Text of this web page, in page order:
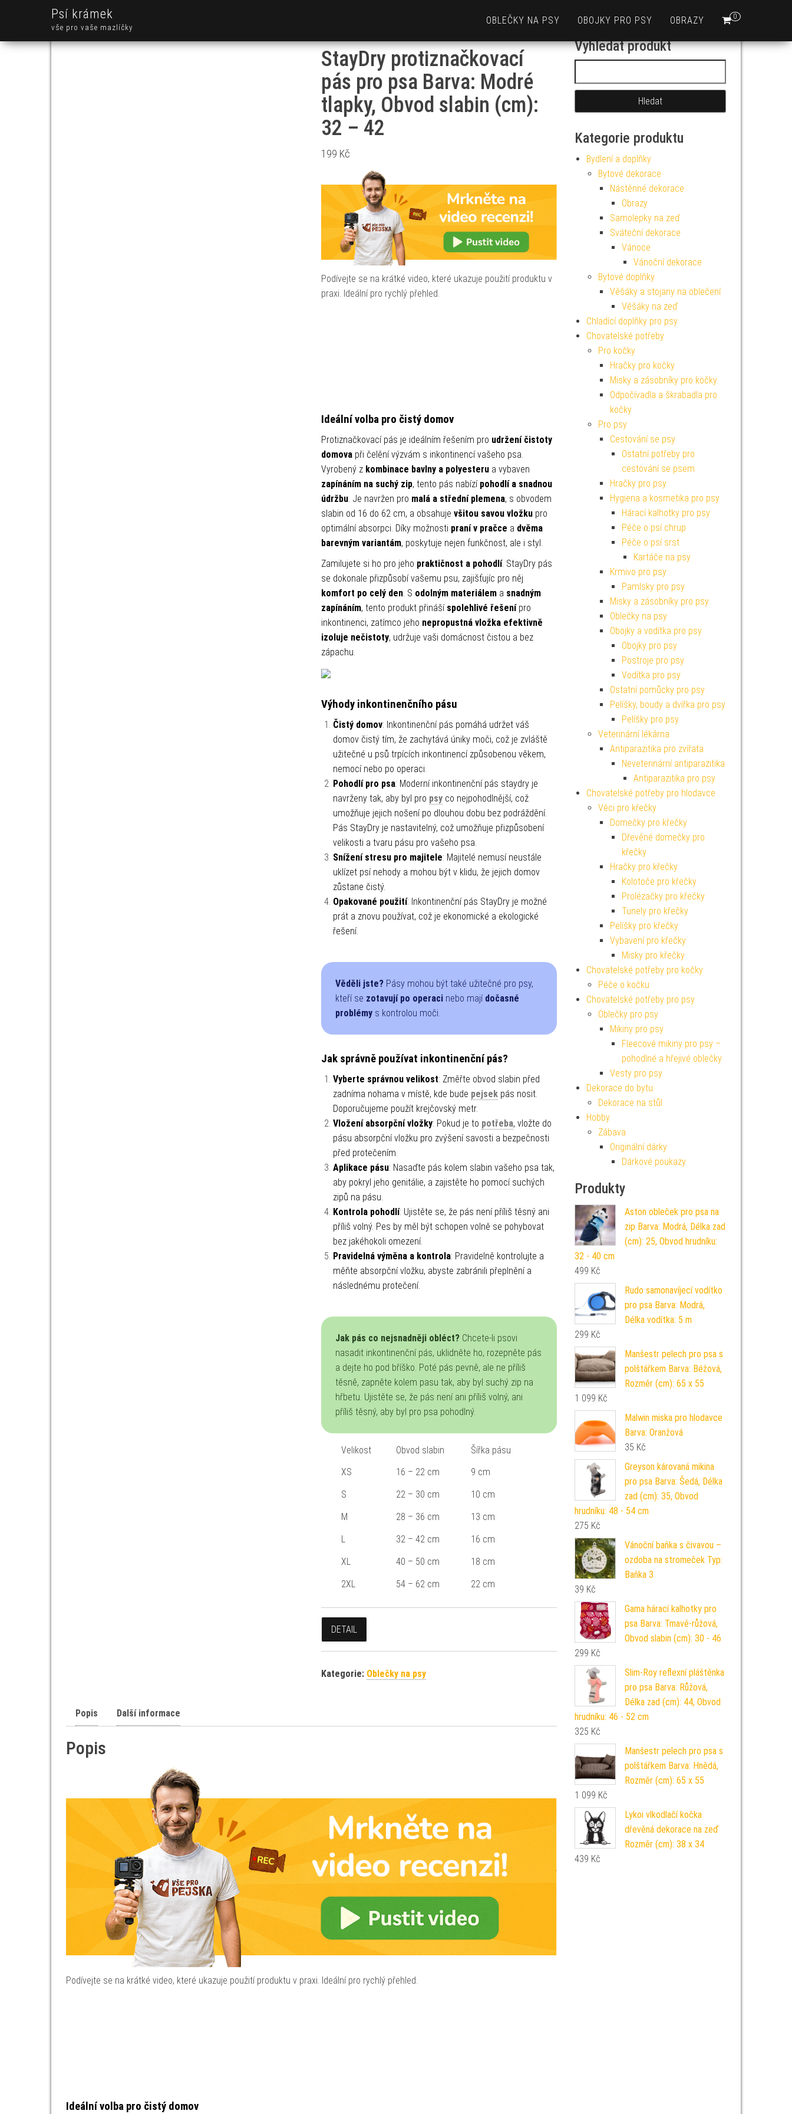
Psí krámek
vše pro vaše mazlíčky
0
OBLEČKY NA PSY OBOJKY PRO PSY OBRAZY
StayDry protiznačkovací
pás pro psa Barva: Modré
tlapky, Obvod slabin (cm):
32 – 42
199 Kč
Podívejte se na krátké video, které ukazuje použití produktu v
praxi. Ideální pro rychlý přehled.
Ideální volba pro čistý domov
Protiznačkovací pás je ideálním řešením pro udržení čistoty
domovapři čelění výzvám s inkontinencí vašeho psa.
Vyrobený z kombinace bavlny a polyesterua vybaven
zapínáním na suchý zip, tento pás nabízí pohodlí a snadnou
údržbu. Je navržen pro malá a střední plemena, s obvodem
slabin od 16 do 62 cm, a obsahuje všitou savou vložkupro
optimální absorpci. Díky možnosti praní v pračce a dvěma
barevným variantám, poskytuje nejen funkčnost, ale i styl.
Zamilujete si ho pro jeho praktičnost a pohodlí. StayDry pás
se dokonale přizpůsobí vašemu psu, zajišťujíc pro něj
komfort po celý den. S odolným materiálema snadným
zapínáním, tento produkt přináší spolehlivé řešenípro
inkontinenci, zatímco jeho nepropustná vložka efektivně
izoluje nečistoty, udržuje vaši domácnost čistou a bez
zápachu.
Výhody inkontinenčního pásu
Čistý domov: Inkontinenční pás pomáhá udržet váš
domov čistý tím, že zachytává úniky moči, což je zvláště
užitečné u psů trpících inkontinencí způsobenou věkem,
nemocí nebo po operaci.
Pohodlí pro psa: Moderní inkontinenční pás staydry je
navrženy tak, aby byl pro psyco nejpohodlnější, což
umožňuje jejich nošení po dlouhou dobu bez podráždění.
Pás StayDry je nastavitelný, což umožňuje přizpůsobení
velikosti a tvaru pásu pro vašeho psa.
Snížení stresu pro majitele: Majitelé nemusí neustále
uklízet psí nehody a mohou být v klidu, že jejich domov
zůstane čistý.
Opakované použití: Inkontinenční pás StayDry je možné
prát a znovu používat, což je ekonomické a ekologické
řešení.
Věděli jste?Pásy mohou být také užitečné pro psy,
kteří se zotavují po operacinebo mají dočasné
problémys kontrolou moči.
Jak správně používat inkontinenční pás?
Vyberte správnou velikost: Změřte obvod slabin před
zadníma nohama v místě, kde bude pejsekpás nosit.
Doporučujeme použít krejčovský metr.
Vložení absorpční vložky: Pokud je to potřeba, vložte do
pásu absorpční vložku pro zvýšení savosti a bezpečnosti
před protečením.
Aplikace pásu: Nasaďte pás kolem slabin vašeho psa tak,
aby pokryl jeho genitálie, a zajistěte ho pomocí suchých
zipů na pásu.
Kontrola pohodlí: Ujistěte se, že pás není příliš těsný ani
příliš volný. Pes by měl být schopen volně se pohybovat
bez jakéhokoli omezení.
Pravidelná výměna a kontrola: Pravidelně kontrolujte a
měňte absorpční vložku, abyste zabránili přeplnění a
následnému protečení.
Jak pás co nejsnadněji obléct? Chcete-li psovi
nasadit inkontinenční pás, uklidněte ho, rozepněte pás
a dejte ho pod bříško. Poté pás pevně, ale ne příliš
těsně, zapněte kolem pasu tak, aby byl suchý zip na
hřbetu. Ujistěte se, že pás není ani příliš volný, ani
příliš těsný, aby byl pro psa pohodlný.
Velikost Obvod slabin
Šířka pásu
XS
16 – 22 cm
9 cm
S
22 – 30 cm
10 cm
M
28 – 36 cm
13 cm
L
32 – 42 cm
16 cm
XL
40 – 50 cm
18 cm
2XL
54 – 62 cm 22 cm
DETAIL
Kategorie: Oblečky na psy
Popis Další informace
Popis
Podívejte se na krátké video, které ukazuje použití produktu v praxi. Ideální pro rychlý přehled.
Ideální volba pro čistý domov
Vyhledat produkt
Kategorie produktu
Bydlení a doplňky
Bytové dekorace
Nástěnné dekorace
Obrazy
Samolepky na zeď
Sváteční dekorace
Vánoce
Vánoční dekorace
Bytové doplňky
Věšáky a stojany na oblečení
Věšáky na zeď
Chladící doplňky pro psy
Chovatelské potřeby
Pro kočky
Hračky pro kočky
Misky a zásobníky pro kočky
Odpočívadla a škrabadla pro
kočky
Pro psy
Cestování se psy
Ostatní potřeby pro
cestování se psem
Hračky pro psy
Hygiena a kosmetika pro psy
Hárací kalhotky pro psy
Péče o psí chrup
Péče o psí srst
Kartáče na psy
Krmivo pro psy
Pamlsky pro psy
Misky a zásobníky pro psy
Oblečky na psy
Obojky a vodítka pro psy
Obojky pro psy
Postroje pro psy
Vodítka pro psy
Ostatní pomůcky pro psy
Pelíšky, boudy a dvířka pro psy
Pelíšky pro psy
Veterinární lékárna
Antiparazitika pro zvířata
Neveterinární antiparazitika
Antiparazitika pro psy
Chovatelské potřeby pro hlodavce
Věci pro křečky
Domečky pro křečky
Dřevěné domečky pro
křečky
Hračky pro křečky
Kolotoče pro křečky
Prolézačky pro křečky
Tunely pro křečky
Pelíšky pro křečky
Vybavení pro křečky
Misky pro křečky
Chovatelské potřeby pro kočky
Péče o kočku
Chovatelské potřeby pro psy
Oblečky pro psy
Mikiny pro psy
Fleecové mikiny pro psy –
pohodlné a hřejivé oblečky
Vesty pro psy
Dekorace do bytu
Dekorace na stůl
Hobby
Zábava
Originální dárky
Dárkové poukazy
Produkty
Aston obleček pro psa na
zip Barva: Modrá, Délka zad
(cm): 25, Obvod hrudníku:
32 - 40 cm
499 Kč
Rudo samonavíjecí vodítko
pro psa Barva: Modrá,
Délka vodítka: 5 m
299 Kč
Manšestr pelech pro psa s
polštářkem Barva: Béžová,
Rozměr (cm): 65 x 55
1 099 Kč
Malwin miska pro hlodavce
Barva: Oranžová
35 Kč
Greyson károvaná mikina
pro psa Barva: Šedá, Délka
zad (cm): 35, Obvod
hrudníku: 48 - 54 cm
275 Kč
Vánoční baňka s čivavou –
ozdoba na stromeček Typ:
Baňka 3
39 Kč
Gama hárací kalhotky pro
psa Barva: Tmavě-růžová,
Obvod slabin (cm): 30 - 46
299 Kč
Slim-Roy reflexní pláštěnka
pro psa Barva: Růžová,
Délka zad (cm): 44, Obvod
hrudníku: 46 - 52 cm
325 Kč
Manšestr pelech pro psa s
polštářkem Barva: Hnědá,
Rozměr (cm): 65 x 55
1 099 Kč
Lykoi vlkodlačí kočka
dřevěná dekorace na zeď
Rozměr (cm): 38 x 34
439 Kč